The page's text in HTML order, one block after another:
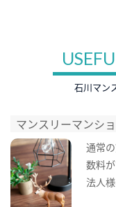
石川マン
マンスリーマンシ
通常
数料
法人